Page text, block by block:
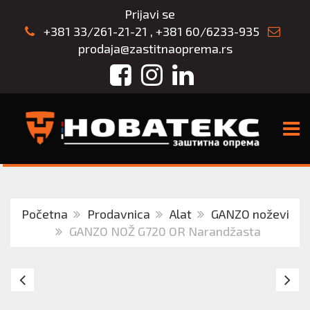
Prijavi se
+381 33/261-21-21 , +381 60/6233-935
prodaja@zastitnaoprema.rs
FacebookInstagram
LinkedIn
Početna Prodavnica Alat
GANZO noževi
GANZO NOŽ G720 OR Narandžasta
Nož